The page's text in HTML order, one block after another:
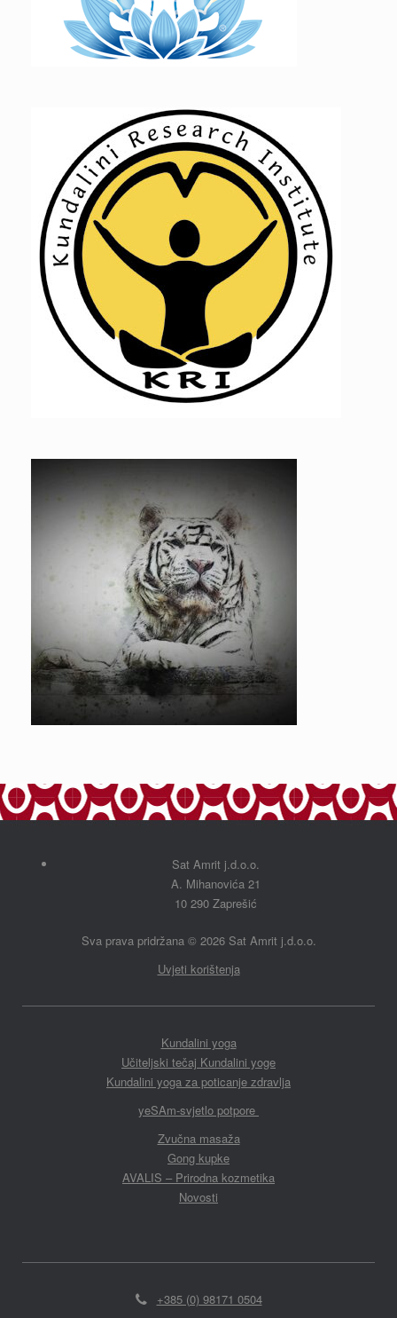
Sat Amrit j.d.o.o.
A. Mihanovića 21
10 290 Zaprešić
Sva prava pridržana © 2026 Sat Amrit j.d.o.o.
Uvjeti korištenja
Kundalini yoga
Učiteljski tečaj Kundalini yoge
Kundalini yoga za poticanje zdravlja
yeSAm-svjetlo potpore
Zvučna masaža
Gong kupke
AVALIS – Prirodna kozmetika
Novosti
+385 (0) 98171 0504